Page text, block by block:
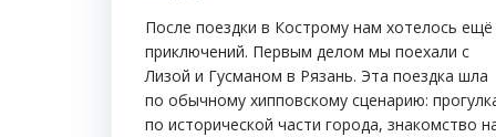
После поездки в Кострому нам хотелось ещё
приключений. Первым делом мы поехали с
Лизой и Гусманом в Рязань. Эта поездка шла
по обычному хипповскому сценарию:
по исторической части города, знакомство